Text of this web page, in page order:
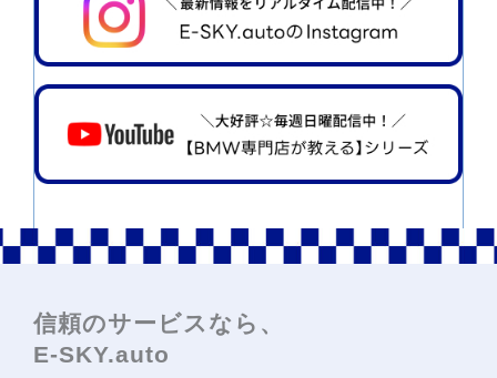
信頼のサービスなら、
E-SKY.auto